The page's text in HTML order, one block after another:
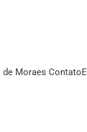
Moraes